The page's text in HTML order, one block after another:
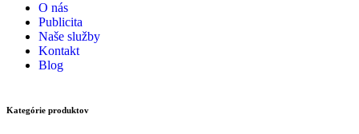
O nás
Publicita
Naše služby
Kontakt
Blog
Kategórie produktov